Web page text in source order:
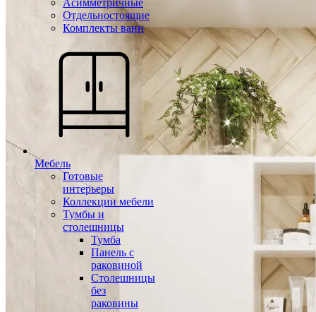
Асимметричные
Отдельностоящие
Комплекты ванн
Мебель
Готовые
интерьеры
Коллекции мебели
Тумбы и
столешницы
Тумба
Панель с
раковиной
Столешницы
без
раковины